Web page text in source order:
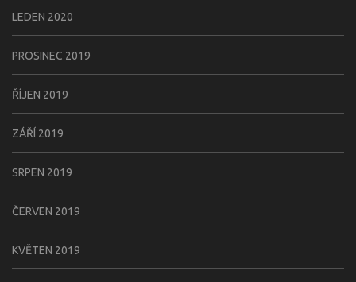
LEDEN 2020
PROSINEC 2019
ŘÍJEN 2019
ZÁŘÍ 2019
SRPEN 2019
ČERVEN 2019
KVĚTEN 2019